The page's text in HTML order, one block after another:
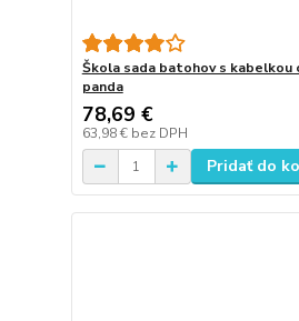
Škola sada batohov s kabelkou
panda
78,69 €
63,98 € bez DPH
Pridať do